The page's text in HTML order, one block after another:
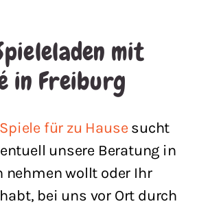
mit
in Freiburg
für zu Hausesucht
unsere Beratung in
nehmen wollt oder Ihr
bei uns vor Ort durch